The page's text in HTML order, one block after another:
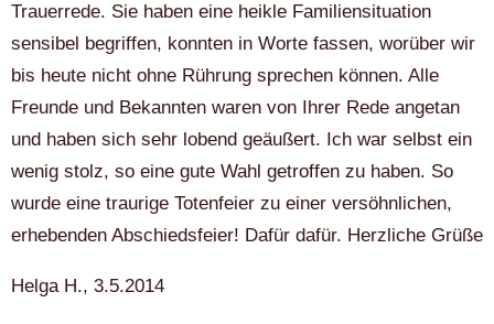
Trauerrede. Sie haben eine heikle Familiensituation
sensibel begriffen, konnten in Worte fassen, worüber wir
bis heute nicht ohne Rührung sprechen können. Alle
Freunde und Bekannten waren von Ihrer Rede angetan
und haben sich sehr lobend geäußert. Ich war selbst ein
wenig stolz, so eine gute Wahl getroffen zu haben. So
wurde eine traurige Totenfeier zu einer versöhnlichen,
erhebenden Abschiedsfeier! Dafür dafür. Herzliche Grüße
Helga H., 3.5.2014